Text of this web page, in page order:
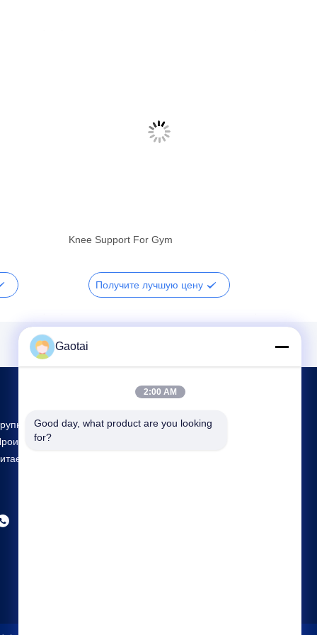
Knee Support For Gym
Получите лучшую цену
Исследования И Разработки И
Back Support Поставщик В
Gaotai
2:00 AM
Good day, what product are you looking
for?